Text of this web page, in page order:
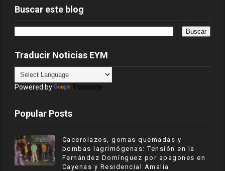
Buscar este blog
Traducir Noticias EYM
Powered by Translate
Popular Posts
Cacerolazos, gomas quemadas y
bombas lagrimógenas: Tensión en la
Fernández Domínguez por apagones en
Cayenas y Residencial Amalia